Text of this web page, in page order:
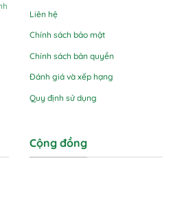
Liên hệ
Chính sách bảo mật
Chính sách bản quyền
Đánh giá và xếp hạng
Quy định sử dụng
Cộng đồng